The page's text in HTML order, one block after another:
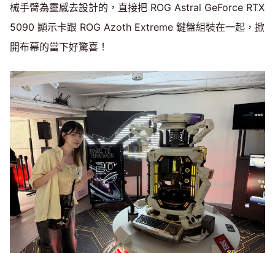
械手臂為靈感去設計的，直接把 ROG Astral GeForce RTX
5090 顯示卡跟 ROG Azoth Extreme 鍵盤組裝在一起，掀
開布幕的當下好驚喜！